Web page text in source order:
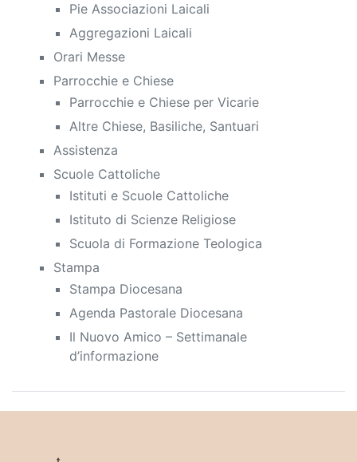
Pie Associazioni Laicali
Aggregazioni Laicali
Orari Messe
Parrocchie e Chiese
Parrocchie e Chiese per Vicarie
Altre Chiese, Basiliche, Santuari
Assistenza
Scuole Cattoliche
Istituti e Scuole Cattoliche
Istituto di Scienze Religiose
Scuola di Formazione Teologica
Stampa
Stampa Diocesana
Agenda Pastorale Diocesana
Il Nuovo Amico – Settimanale
d’informazione